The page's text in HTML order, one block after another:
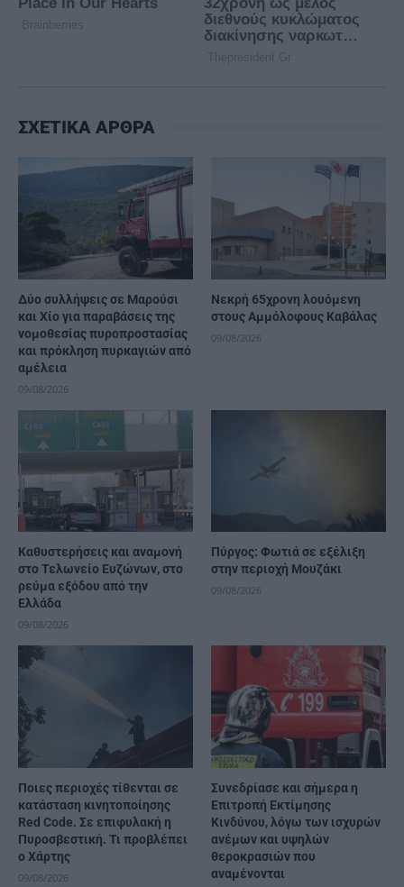
ΣΧΕΤΙΚΑ ΑΡΘΡΑ
Δύο συλλήψεις σε Μαρούσι
και Χίο για παραβάσεις της
νομοθεσίας πυροπροστασίας
και πρόκληση πυρκαγιών από
αμέλεια
09/08/2026
Νεκρή 65χρονη λουόμενη
στους Αμμόλοφους Καβάλας
09/08/2026
Καθυστερήσεις και αναμονή
στο Τελωνείο Ευζώνων, στο
ρεύμα εξόδου από την
Ελλάδα
09/08/2026
Πύργος: Φωτιά σε εξέλιξη
στην περιοχή Μουζάκι
09/08/2026
Ποιες περιοχές τίθενται σε
κατάσταση κινητοποίησης
Red Code. Σε επιφυλακή η
Πυροσβεστική. Τι προβλέπει
ο Χάρτης
09/08/2026
Συνεδρίασε και σήμερα η
Επιτροπή Εκτίμησης
Κινδύνου, λόγω των ισχυρών
ανέμων και υψηλών
θεροκρασιών που
αναμένονται